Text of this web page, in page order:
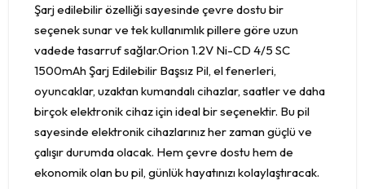
Şarj edilebilir özelliği sayesinde çevre dostu bir
seçenek sunar ve tek kullanımlık pillere göre uzun
vadede tasarruf sağlar.Orion 1.2V Ni-CD 4/5 SC
1500mAh Şarj Edilebilir Başsız Pil, el fenerleri,
oyuncaklar, uzaktan kumandalı cihazlar, saatler ve daha
birçok elektronik cihaz için ideal bir seçenektir. Bu pil
sayesinde elektronik cihazlarınız her zaman güçlü ve
çalışır durumda olacak. Hem çevre dostu hem de
ekonomik olan bu pil, günlük hayatınızı kolaylaştıracak.